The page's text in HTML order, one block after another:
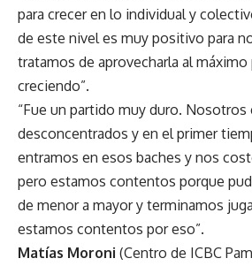
para crecer en lo individual y
de este nivel es muy positivo para
tratamos de aprovecharla al máximo
creciendo”.
“Fue un partido muy duro. Nosotros
desconcentrados y en el primer
entramos en esos baches y nos
pero estamos contentos porque
de menor a mayor y terminamos
estamos contentos por eso”.
Matías Moroni (Centro de ICBC